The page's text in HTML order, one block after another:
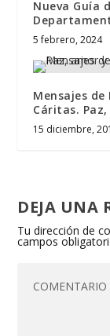
Nueva Guía
5 febrero, 2024
Mensajes
Cáritas.
15 diciembre,
DEJA UNA
Tu dirección de
campos